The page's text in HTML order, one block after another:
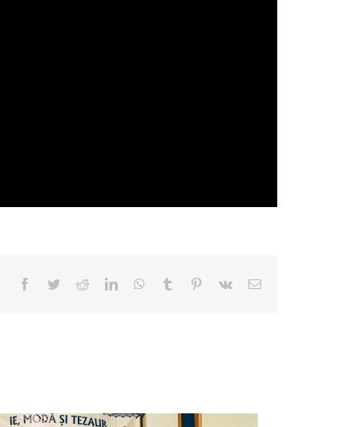
Facebook
TwitterRedditLinkedInWhatsApp
Tumblr Pinterest
Vk
E-